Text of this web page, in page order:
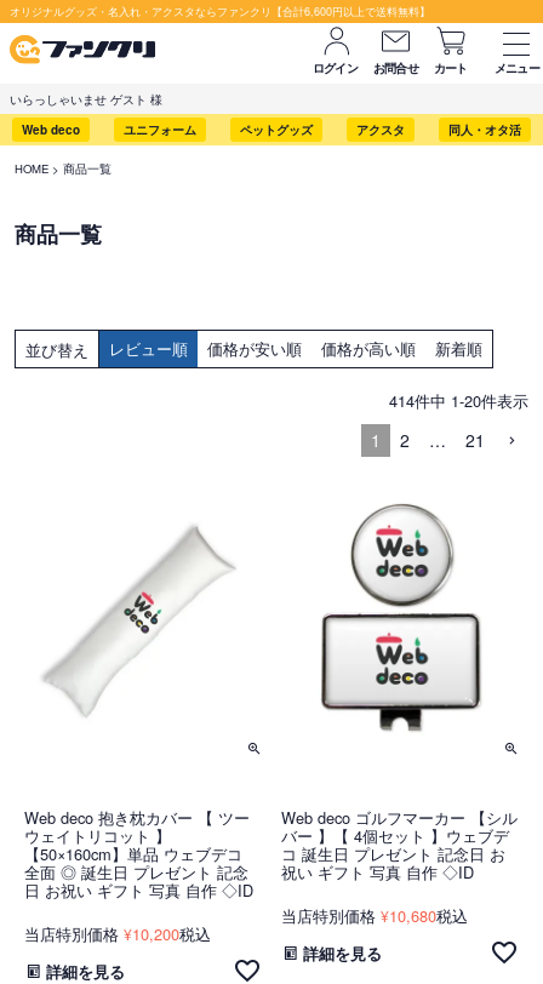
オリジナルグッズ・名入れ・アクスタならファンクリ【合計6,600円以上で送料無料】
ログイン お問合せ カート
メニュー
いらっしゃいませ ゲスト 様
Web deco
ユニフォーム ペットグッズ アクスタ 同人・オタ活
HOME 商品一覧
商品一覧
並び替え レビュー順 価格が安い順 価格が高い順 新着順
414件中 1-20件表示
1 2 … 21
Web deco 抱き枕カバー 【 ツー
ウェイトリコット 】
【50×160cm】単品 ウェブデコ
全面 ◎ 誕生日 プレゼント 記念
日 お祝い ギフト 写真 自作 ◇ID
当店特別価格 ¥10,200税込
詳細を見る
Web deco ゴルフマーカー 【シル
バー 】【 4個セット 】ウェブデ
コ 誕生日 プレゼント 記念日 お
祝い ギフト 写真 自作 ◇ID
当店特別価格 ¥10,680税込
詳細を見る